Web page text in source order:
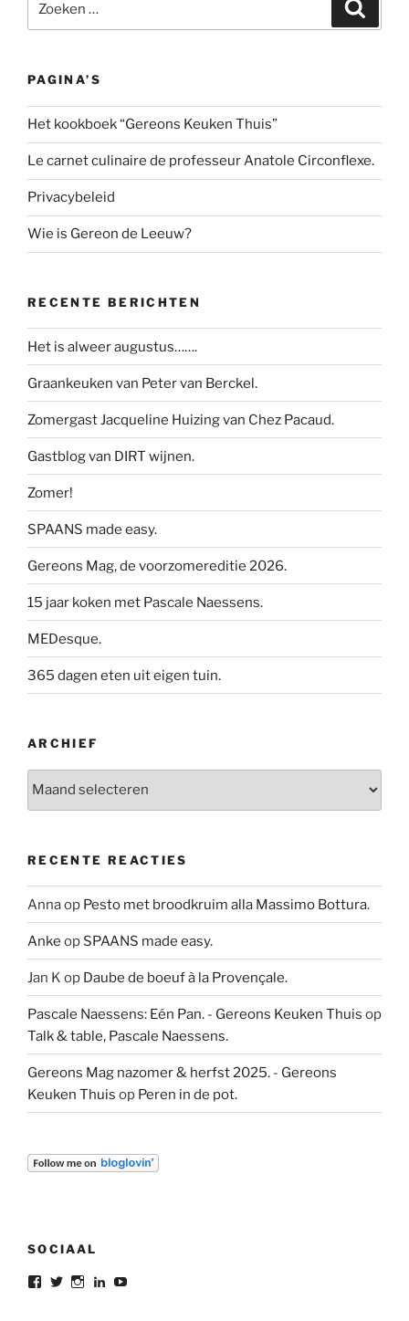
naar:
PAGINA’S
Het kookboek “Gereons Keuken Thuis”
Le carnet culinaire de professeur Anatole Circonflexe.
Privacybeleid
Wie is Gereon de Leeuw?
RECENTE BERICHTEN
Het is alweer augustus…….
Graankeuken van Peter van Berckel.
Zomergast Jacqueline Huizing van Chez Pacaud.
Gastblog van DIRT wijnen.
Zomer!
SPAANS made easy.
Gereons Mag, de voorzomereditie 2026.
15 jaar koken met Pascale Naessens.
MEDesque.
365 dagen eten uit eigen tuin.
ARCHIEF
RECENTE REACTIES
Annaop Pesto met broodkruim alla Massimo Bottura.
Anke op SPAANS made easy.
Jan K op Daube de boeuf à la Provençale.
Pascale Naessens: Eén Pan. - Gereons Keuken Thuis op
Talk & table, Pascale Naessens.
Gereons Mag nazomer & herfst 2025. - Gereons
Keuken Thuis op Peren in de pot.
SOCIAAL
BekijkBekijkBekijkBekijk